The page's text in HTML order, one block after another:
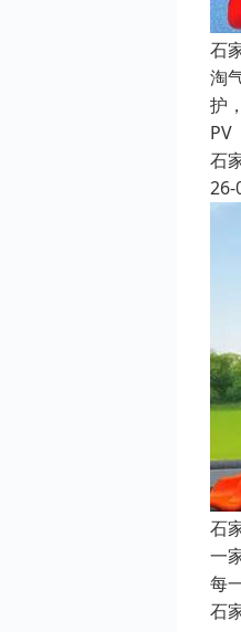
石
淘
护
PV
石
26-
石
一
每
石